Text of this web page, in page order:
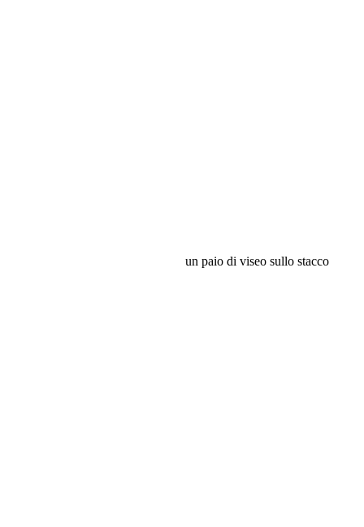
un paio di viseo sullo stacco